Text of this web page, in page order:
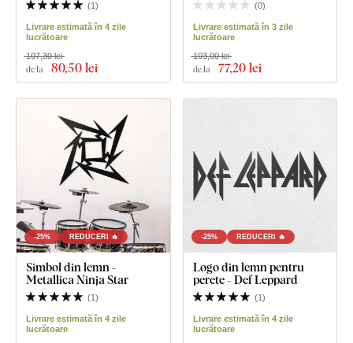
(1 )
Livrare estimată în 4 zile
lucrătoare
de la 80,50 lei
107,30 lei
(0)
Livrare estimată în 3 zile
lucrătoare
de la 77,20 lei
103,00 lei
-25% REDUCERI 🔥
Simbol din lemn -
Metallica Ninja Star
(1)
Livrare estimată în 4 zile
lucrătoare
-25% REDUCERI 🔥
Logo din lemn pentru
perete - Def Leppard
(1)
Livrare estimată în 4 zile
lucrătoare